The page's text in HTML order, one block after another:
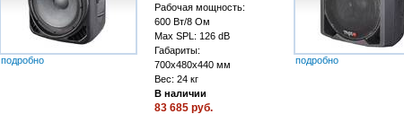
Рабочая мощность:
600 Вт/8 Ом
Max SPL: 126 dB
Габариты:
700х480х440 мм
Вес: 24 кг
В наличии
подробно
83 685 руб.
подробно